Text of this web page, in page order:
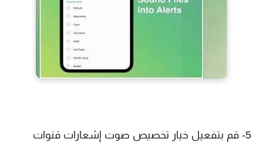
5- قم بتفعيل خيار تخصيص صوت إشعارات قنوات